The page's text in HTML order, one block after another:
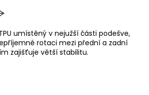
umístěný v nejužší části podešve,
rotaci mezi přední a zadní
zajišťuje větší stabilitu.